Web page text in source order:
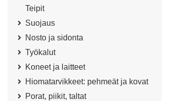
Teipit
Suojaus
Nosto ja sidonta
Työkalut
Koneet ja laitteet
Hiomatarvikkeet: pehmeät ja kovat
Porat, piikit, taltat